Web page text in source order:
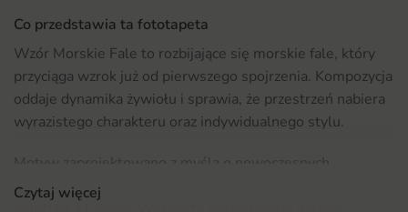
Co przedstawia ta fototapeta
Wzór Morskie Fale to rozbijające się morskie fale, który
przyciąga wzrok już od pierwszego spojrzenia. Kompozycja
oddaje dynamika żywiołu i sprawia, że przestrzeń nabiera
wyrazistego charakteru oraz indywidualnego stylu.
Motyw zaprojektowano z myślą o nowoczesnych
wnętrzach, w których liczy się równowaga między
Czytaj więcej